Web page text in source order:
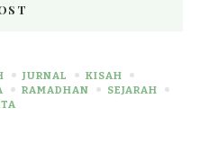
JURNAL
KISAH
RAMADHAN
SEJARAH